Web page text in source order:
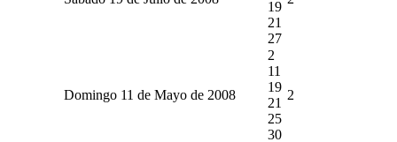
19
21
27
Domingo 11 de Mayo de 2008
2
11
19
21
25
30
2